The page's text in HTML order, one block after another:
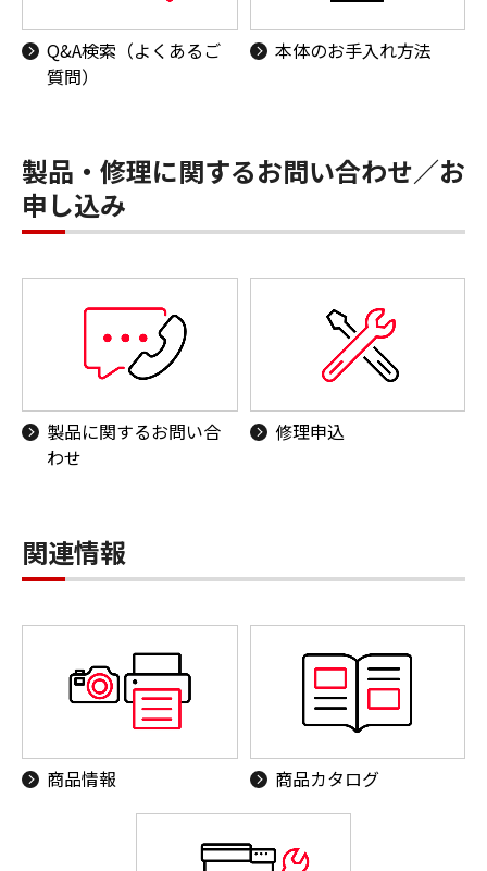
Q&A検索（よくあるご
質問）
本体のお手入れ方法
製品・修理に関するお問い合わせ／お
申し込み
製品に関するお問い合
わせ
修理申込
関連情報
商品情報 商品カタログ